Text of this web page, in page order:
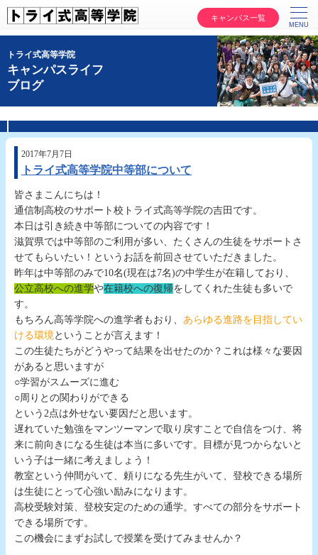
キャンパス一覧
トライ式高等学院
キャンパスライフ
ブログ
2017年7月7日
トライ式高等学院中等部について
皆さまこんにちは！
通信制高校のサポート校トライ式高等学院の吉田です。
本日は引き続き中等部についての内容です！
滋賀県では中等部のご利用が多い、たくさんの生徒をサポートさ
せてもらいたい！というお話を前回させていただきました。
昨年は中等部のみで10名(現在は7名)の中学生が在籍しており、
公立高校への進学や在籍校への復帰をしてくれた生徒も多いで
す。
もちろん高等学院への進学者もおり、 あらゆる進路を目指してい
ける環境ということが言えます！
この生徒たちがどうやって結果を出せたのか？これは様々な要因
があると思いますが
○学習がスムーズに進む
○周りとの関わりができる
という2点は外せない要因だと思います。
遅れていた勉強をマンツーマンで取り戻すことで自信をつけ、将
来に前向きになる生徒は本当に多いです。目標が見つからないと
いう子は一緒に考えましょう！
教室という仲間がいて、頼りになる先生がいて、登校できる場所
は生徒にとって心強い励みになります。
高校受験対策、登校安定のための通学。すべての部分をサポート
できる場所です。
この機会にまずお試しで授業を受けてみませんか？